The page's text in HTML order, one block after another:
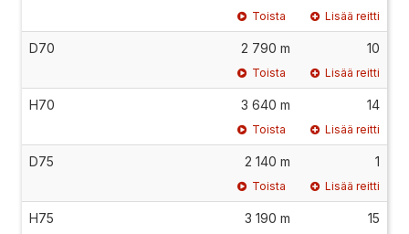
Toista Lisää reitti
D70 2 790 m 10
Toista Lisää reitti
H70 3 640 m 14
Toista Lisää reitti
D75 2 140 m 1
Toista Lisää reitti
H75 3 190 m 15